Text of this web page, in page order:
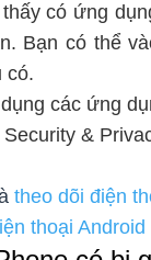
có ứng
Bạn có thể
có.
các ứng
&
theo dõi điện
thoại